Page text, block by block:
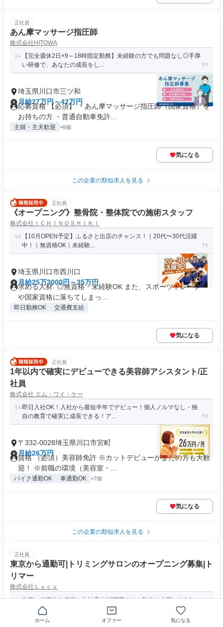
正社員
あん摩マッサージ指圧師
株式会社HITOWA
【完全週休2日×9～18時固定勤務】未経験の方でも問題なし◎手厚
い研修で、あなたの成長をし...
埼玉県川口市三ツ和
月給27万円～42万円
応募資格 【必須】 ・あん摩マッサージ指圧師（国家資格）を
お持ちの方 ・普通自動車免許...
主婦・主夫歓迎 +6個
気になる
この企業の類似求人を見る
正社員
《オープニング》整骨院・整体院での施術スタッフ
株式会社ＩＣＨＩＮＯＳＨＩＫＩ
【10月OPEN予定】ふるさと出店のチャンス！｜20代〜30代活躍
中！｜無資格OK｜未経験...
埼玉県川口市西川口
月給25万3000円～35万円
求める人材: ◎無資格・未経験OK また、スポーツトレーナー
や国家資格に落ちてしまっ...
即日勤務OK 交通費支給
気になる
正社員
1年以内で確実にデビューできる美容師アシスタント/正
社員
株式会社 エム・ワイ・ケー
即日入社OK！入社から最短半年でデビュー！個人ノルマなし・独
自の教育で確実に成長できる！ア...
〒332-0028埼玉県川口市宮町
月給26万円
資格 （必須）美容師免許 ※カットデビューがまだの方も大歓
迎！ ※前職の環境（美容室・...
バイク通勤OK 車通勤OK +7個
気になる
この企業の類似求人を見る
正社員
東京から通勤可|トリミングサロンのオープニング募集|ト
リマー
株式会社Ｌｕｃｕ
急募／前職給与保証！入社手当10万円あり！駒込や上野から1本
ホーム オファー 気になる